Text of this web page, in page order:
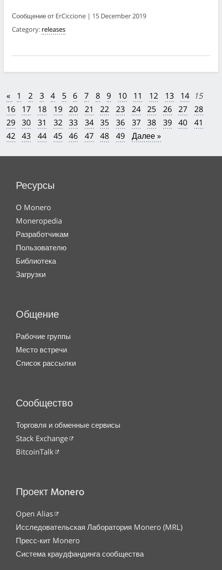
Сообщение от ErCiccione | 15 December 2019
Category: releases
« 1 2 3 4 5 6 7 8 9 10 11 12 13 14 15
16
17 18 19 20 21 22 23 24 25 26 27
28
29
30 31 32 33 34 35 36 37 38 39 40
41
42
43 44 45 46 47 48 49 Далее »
Ресурсы
О Monero
Moneropedia
Разработчикам
Пользователю
Библиотека
Загрузки
Общение
Рабочие группы
Место встречи
Список рассылки
Сообщество
Торговля и обменные сервисы
Stack Exchange
BitcoinTalk
Проект Monero
Open Alias
Исследовательская Лаборатория Monero (MRL)
Пресс-кит Monero
Система краудфандинга сообщества